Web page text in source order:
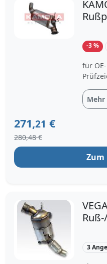
1 5 |
-3 %
für
Mehr
271,21 €
280,48 €
Zum
3